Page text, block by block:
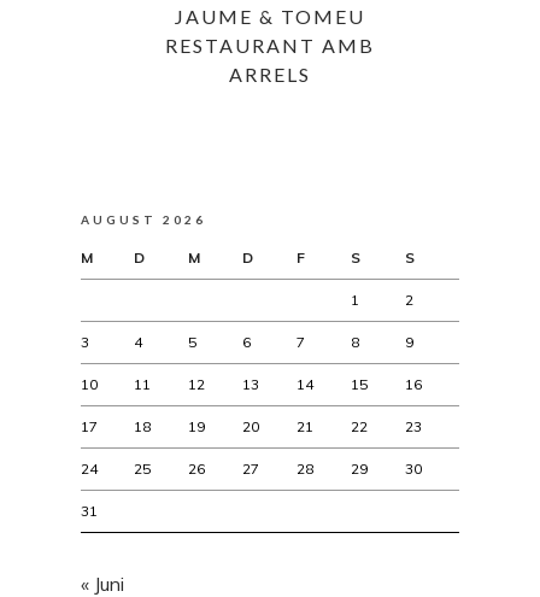
JAUME & TOMEU
RESTAURANT AMB
ARRELS
AUGUST 2026
M D M D F S S
1 2
3 4 5 6 7 8 9
10 11 12 13 14 15 16
17 18 19 20 21 22 23
24 25 26 27 28 29 30
31
« Juni